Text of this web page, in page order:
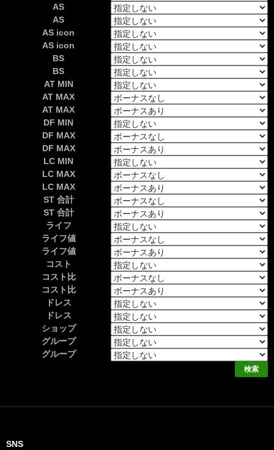
AS
AS
AS icon
AS icon
BS
BS
AT MIN
AT MAX
AT MAX
DF MIN
DF MAX
DF MAX
LC MIN
LC MAX
LC MAX
ST 合計
ST 合計
ライフ
ライフ値
ライフ値
コスト
コスト比
コスト比
ドレス
ドレス
ショップ
グループ
グループ
SNS